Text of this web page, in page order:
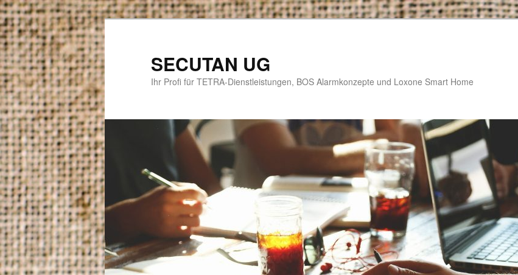
Zum
primären
Inhalt
springen
Zum
sekundären
Inhalt
springen
SECUTAN UG
Ihr Profi für TETRA-Dienstleistungen, BOS Alarmkonzepte und Loxone Smart Home